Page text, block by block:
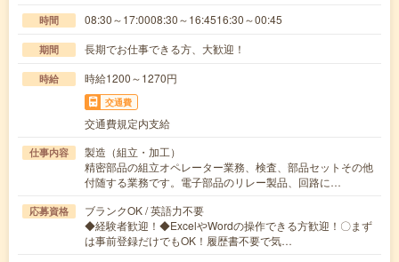
時間 08:30～17:0008:30～16:4516:30～00:45
期間 長期でお仕事できる方、大歓迎！
時給 時給1200～1270円
交通費
交通費規定内支給
仕事内容
製造（組立・加工）
精密部品の組立オペレーター業務、検査、部品セットその他
付随する業務です。電子部品のリレー製品、回路に…
応募資格
ブランクOK / 英語力不要
◆経験者歓迎！◆ExcelやWordの操作できる方歓迎！〇まず
は事前登録だけでもOK！履歴書不要で気…